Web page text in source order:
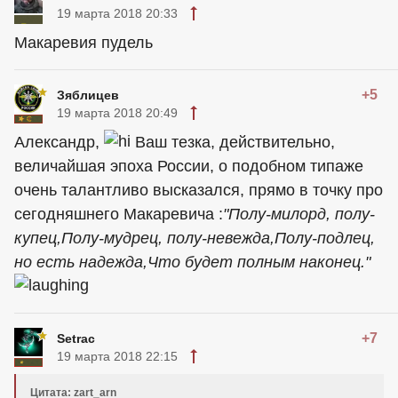
19 марта 2018 20:33
Макаревия пудель
Зяблицев +5
19 марта 2018 20:49
Александр,
Ваш тезка, действительно,
величайшая эпоха России, о подобном типаже
очень талантливо высказался, прямо в точку про
сегодняшнего Макаревича :"Полу-милорд, полу-
купец,Полу-мудрец, полу-невежда,Полу-подлец,
но есть надежда,Что будет полным наконец."
Setrac +7
19 марта 2018 22:15
Цитата: zart_arn